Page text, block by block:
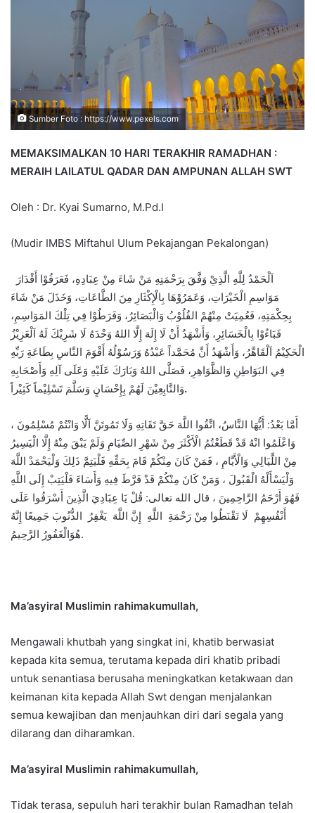
Sumber Foto : https://www.pexels.com
MEMAKSIMALKAN 10 HARI TERAKHIR RAMADHAN :
MERAIH LAILATUL QADAR DAN AMPUNAN ALLAH SWT
Oleh : Dr. Kyai Sumarno, M.Pd.I
(Mudir IMBS Miftahul Ulum Pekajangan Pekalongan)
اَلْحَمْدُ لِلَّهِ الَّذِيْ وَفَّقَ بِرَحْمَتِهِ مَنْ شَاءَ مِنْ عِبَادِهِ، فَعَرَفُوْا أَقْدَارَ
مَوَاسِمِ الْخَيْرَاتِ، وَعَمَرُوْهَا بِالْإِكْثَارِ مِنَ الطَّاعَاتِ، وَخَذَلَ مَنْ شَاءَ
بِحِكْمَتِهِ، فَعُمِيَتْ مِنْهُمْ القُلُوْبُ وَالْبَصَائِرُ، وَفَرَطُوْا فِي تِلْكَ المَوَاسِمِ،
فَبَاءُوْا بِالْخَسَائِرِ، وَأَشْهَدُ أَنْ لَا إِلَهَ إِلَّا اللهُ وَحْدَهُ لَا شَرِيْكَ لَهُ اَلْعَزِيْزُ
الْحَكِيْمُ اَلْقَاهَّرُ، وَأَشْهَدُ أَنَّ مُحَمَّداً عَبْدُهُ وَرَسُوْلُهُ أَقْوَمَ النَّاسِ بِطَاعَةِ رَبِّهِ
فِي البَوَاطِنِ وَالظَّوَاهِرِ، فَصَلَّى اللهُ وَبَارَكَ عَلَيْهِ وَعَلَى آلِهِ وَأَصْحَابِهِ
وَالتَّابِعِيْنَ لَهُمْ بِإِحْسَانٍ وَسَلَّمَ تَسْلِيْماً كَثِيْراً.
أَمَّا بَعْدُ: أَيُّهَا النَّاسُ، اتَّقُوا اللَّهَ حَقَّ تَقَاتِهِ وَلَا تَمُوتَنَّ اَلًّا وَانْتُمْ مُسْلِمُونَ ،
وَاعْلَمُوا انْهُ قَدْ قَطَعْتُمُ الْأَكْثَرَ مِنْ شَهْرِ الصِّيَامِ وَلَمْ يَبْقَ مِنْهُ إِلَّا الْيَسِيرُ
مِنْ اللَّيَالِي وَالْأَيَّامِ ، فَمَنْ كَانَ مِنْكُمْ قَامَ بِحَقِّهِ فَلْيَتِمَّ ذَلِكَ وَلْيَحْمَدْ اللَّهَ
وَلْيَسْأَلْهُ الْقَبُولَ ، وَمَنْ كَانَ مِنْكُمْ قَدْ فَرَّطَ فِيهِ وَأَسَاءَ فَلْيَتِبْ إِلَى اللَّهِ
فَهُوَ أَرْحَمُ الرَّاحِمِينَ ، قال الله تعالى: قُلْ يَا عِبَادِيَ الَّذِينَ أَسْرَفُوا عَلَى
أَنْفُسِهِمْ لَا تَقْنَطُوا مِنْ رَحْمَةِ اللَّهِ إِنَّ اللَّهَ يَغْفِرُ الذُّنُوبَ جَمِيعًا إِنَّهُ
هُوَالْغَفُورُ الرَّحِيمُ.
Ma’asyiral Muslimin rahimakumullah,
Mengawali khutbah yang singkat ini, khatib berwasiat
kepada kita semua, terutama kepada diri khatib pribadi
untuk senantiasa berusaha meningkatkan ketakwaan dan
keimanan kita kepada Allah Swt dengan menjalankan
semua kewajiban dan menjauhkan diri dari segala yang
dilarang dan diharamkan.
Ma’asyiral Muslimin rahimakumullah,
Tidak terasa, sepuluh hari terakhir bulan Ramadhan telah